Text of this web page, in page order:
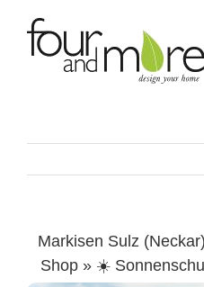
Markisen Sulz
Shop » ☀️